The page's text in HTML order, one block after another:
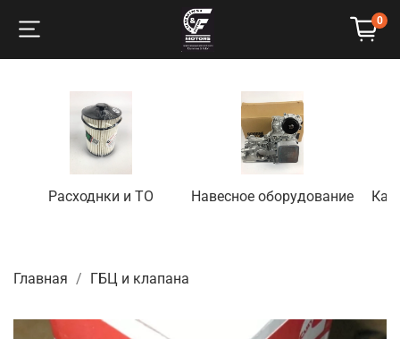
0
Расходнки и ТО Навесное оборудование
Главная ГБЦ и клапана